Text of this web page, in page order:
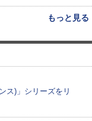
もっと見る
ス)」シリーズをリ